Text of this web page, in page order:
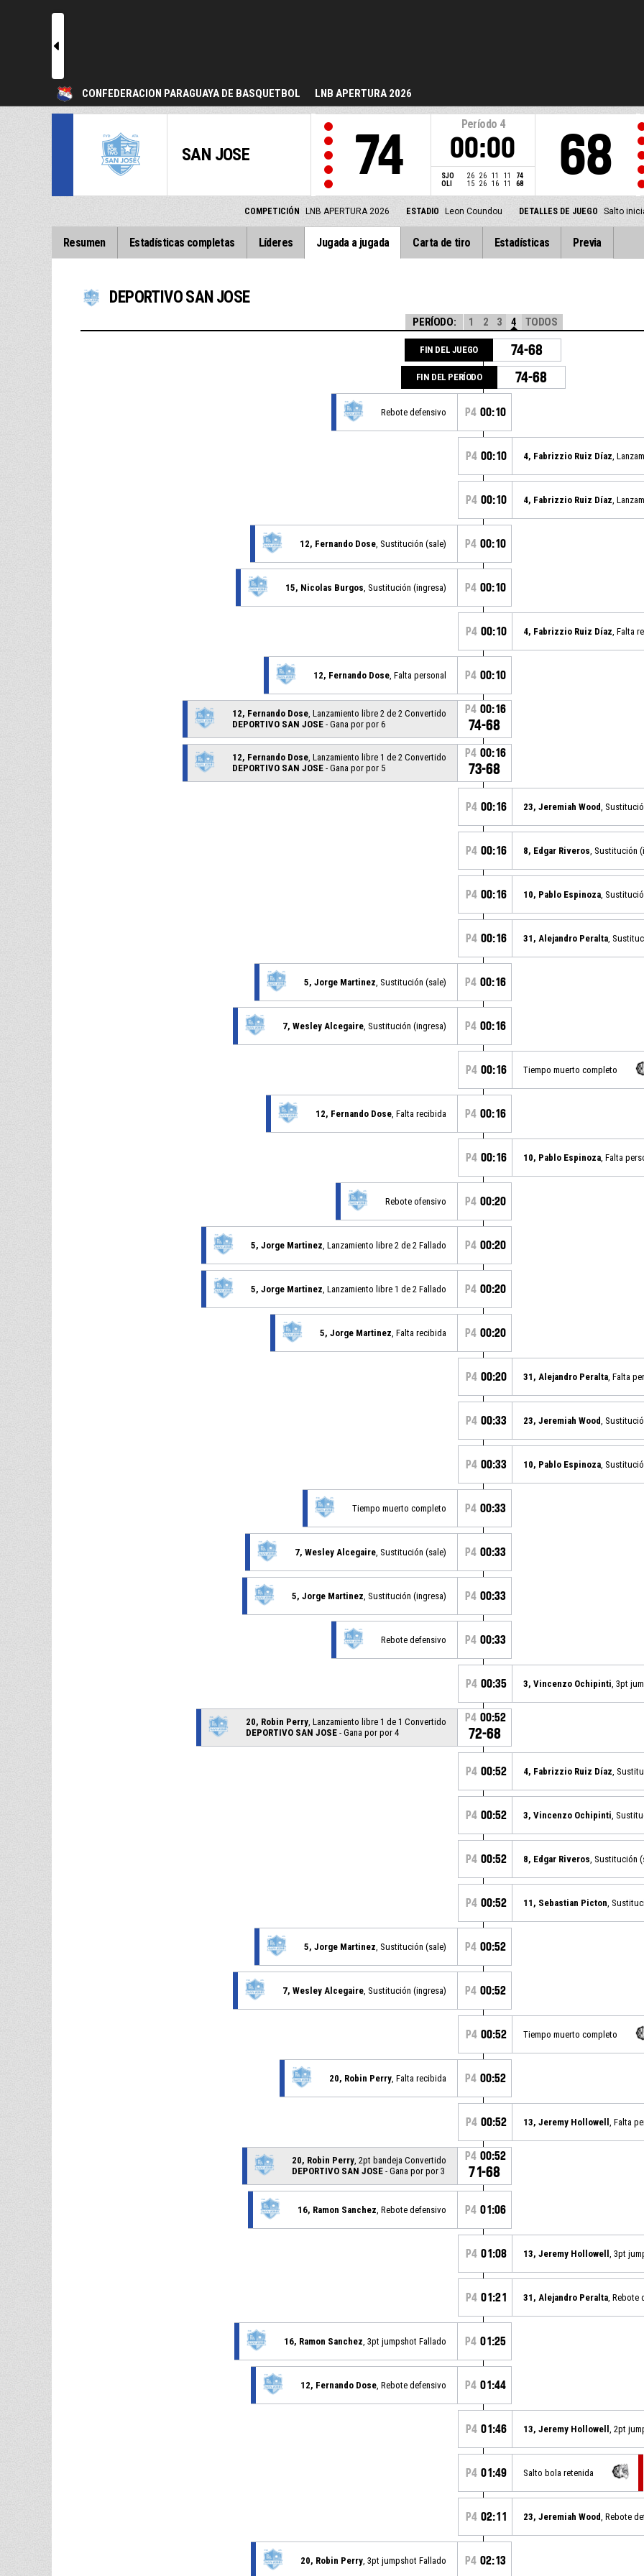
l
CONFEDERACION PARAGUAYA DE BASQUETBOL LNB APERTURA 2026
SAN JOSE 74
Período 4
00:00
SJO 26 26 11 11
74
OLI
15 26 16 11 68 68
COMPETICIÓN LNB APERTURA 2026 ESTADIO Leon Coundou DETALLES DE JUEGO Salto
Resumen Estadísticas completas Líderes Jugada a jugada Carta de tiro Estadísticas Previa
DEPORTIVO SAN JOSE
PERÍODO: 1 2 3 4 TODOS
FIN DEL JUEGO 74-68
FIN DEL PERÍODO 74-68
Rebote defensivo P4 00:10
P4 00:10 4, Fabrizzio Ruiz Díaz ,
P4 00:10 4, Fabrizzio Ruiz Díaz ,
12, Fernando Dose , Sustitución (sale) P4 00:10
15, Nicolas Burgos , Sustitución (ingresa) P4 00:10
P4 00:10 4, Fabrizzio Ruiz Díaz , Falta
12, Fernando Dose , Falta personal P4 00:10
12, Fernando Dose , Lanzamiento libre 2 de 2 Convertido
DEPORTIVO SAN JOSE - Gana por por 6
P4 00:16
74-68
12, Fernando Dose , Lanzamiento libre 1 de 2 Convertido
DEPORTIVO SAN JOSE - Gana por por 5
P4 00:16
73-68
P4 00:16 23, Jeremiah Wood ,
P4 00:16 8, Edgar Riveros , Sustitución
P4 00:16 10, Pablo Espinoza ,
P4 00:16 31, Alejandro Peralta ,
5, Jorge Martinez , Sustitución (sale) P4 00:16
7, Wesley Alcegaire , Sustitución (ingresa) P4 00:16
P4 00:16 Tiempo muerto completo
12, Fernando Dose , Falta recibida P4 00:16
P4 00:16 10, Pablo Espinoza , Falta
Rebote ofensivo P4 00:20
5, Jorge Martinez , Lanzamiento libre 2 de 2 Fallado P4 00:20
5, Jorge Martinez , Lanzamiento libre 1 de 2 Fallado P4 00:20
5, Jorge Martinez , Falta recibida P4 00:20
P4 00:20 31, Alejandro Peralta , Falta
P4 00:33 23, Jeremiah Wood ,
P4 00:33 10, Pablo Espinoza ,
Tiempo muerto completo P4 00:33
7, Wesley Alcegaire , Sustitución (sale) P4 00:33
5, Jorge Martinez , Sustitución (ingresa) P4 00:33
Rebote defensivo P4 00:33
P4 00:35 3, Vincenzo Ochipinti , 3pt
20, Robin Perry , Lanzamiento libre 1 de 1 Convertido
DEPORTIVO SAN JOSE - Gana por por 4
P4 00:52
72-68
P4 00:52 4, Fabrizzio Ruiz Díaz ,
P4 00:52 3, Vincenzo Ochipinti ,
P4 00:52 8, Edgar Riveros , Sustitución
P4 00:52 11, Sebastian Picton ,
5, Jorge Martinez , Sustitución (sale) P4 00:52
7, Wesley Alcegaire , Sustitución (ingresa) P4 00:52
P4 00:52 Tiempo muerto completo
20, Robin Perry , Falta recibida P4 00:52
P4 00:52 13, Jeremy Hollowell , Falta
20, Robin Perry , 2pt bandeja Convertido
DEPORTIVO SAN JOSE - Gana por por 3
P4 00:52
71-68
16, Ramon Sanchez , Rebote defensivo P4 01:06
P4 01:08 13, Jeremy Hollowell , 3pt
P4 01:21 31, Alejandro Peralta ,
16, Ramon Sanchez , 3pt jumpshot Fallado P4 01:25
12, Fernando Dose , Rebote defensivo P4 01:44
P4 01:46 13, Jeremy Hollowell , 2pt
P4 01:49 Salto bola retenida
P4 02:11 23, Jeremiah Wood , Rebote
20, Robin Perry , 3pt jumpshot Fallado P4 02:13